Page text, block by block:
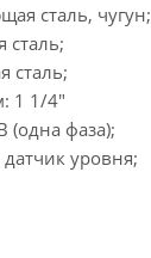
сталь, чугун;
сталь;
сталь;
1 1/4"
(одна фаза);
уровня;